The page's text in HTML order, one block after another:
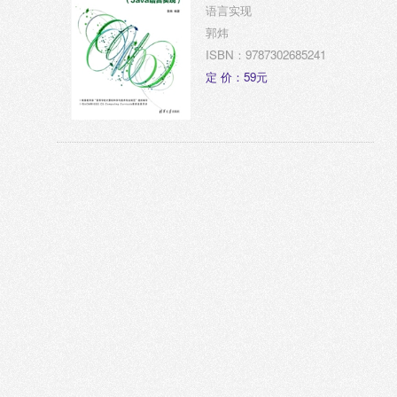
语言实现
郭炜
ISBN：9787302685241
定 价：59元